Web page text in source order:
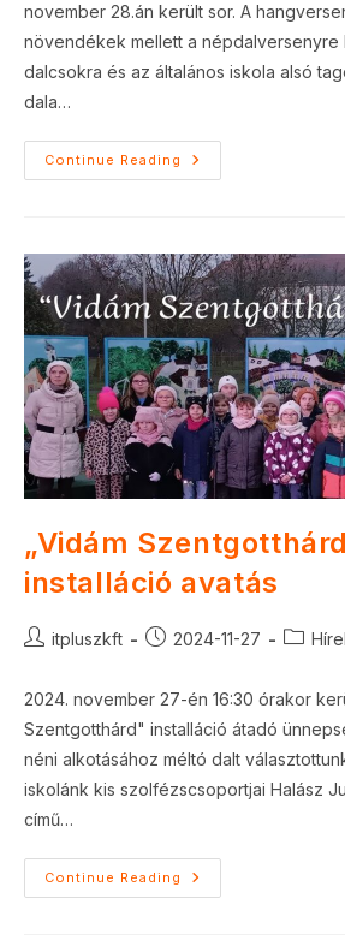
november 28.án került sor. A
növendékek mellett a
dalcsokra és az általános iskola alsó
dala…
Continue Reading
Tagozati
Hangverseny
„Vidám
installáció avatás
Postitpluszkft
Post2024-11-27
Post
2024. november 27-én 16:30 órakor
Szentgotthárd" installáció átadó
néni alkotásához méltó dalt
iskolánk kis szolfézscsoportjai Halász
című…
Continue Reading
„Vidám
Szentgotthárd”